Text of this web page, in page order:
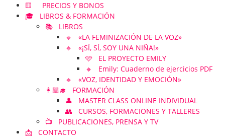
🟨 PRECIOS Y BONOS
🎓 LIBROS & FORMACIÓN
📚 LIBROS
🔹 «LA FEMINIZACIÓN DE LA VOZ»
🔹 «¡SÍ, SÍ, SOY UNA NIÑA!»
🩷 EL PROYECTO EMILY
🔸 Emily: Cuaderno de ejercicios PDF
🔹 «VOZ, IDENTIDAD Y EMOCIÓN»
👩🏼‍🎓 FORMACIÓN
👤 MASTER CLASS ONLINE INDIVIDUAL
👥 CURSOS, FORMACIONES Y TALLERES
📺 PUBLICACIONES, PRENSA Y TV
📩 CONTACTO